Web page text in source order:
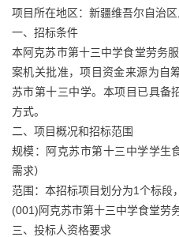
项目所在地区：新疆维吾尔自治
一、招标条件
本阿克苏市第十三中学食堂劳务
案机关批准，项目资金来源为自
苏市第十三中学。本项目已具备
方式。
二、项目概况和招标范围
规模：阿克苏市第十三中学学生
需求）
范围：本招标项目划分为1个标段
(001)阿克苏市第十三中学食堂劳
三、投标人资格要求